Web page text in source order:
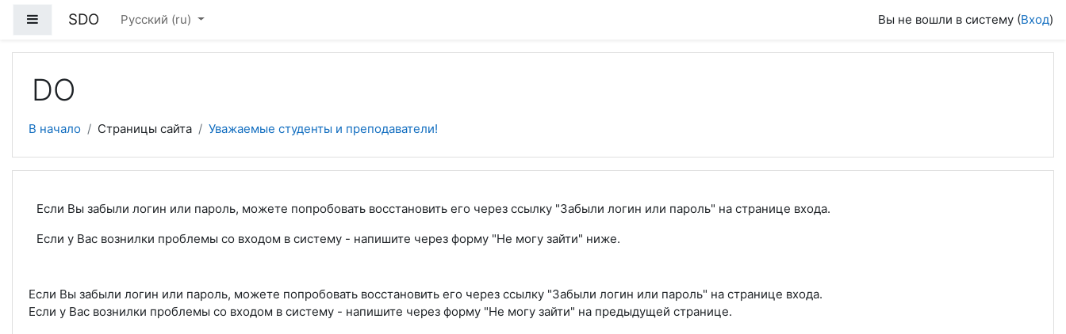
Боковая панель
SDO Русский ‎(ru)‎ Вы не вошли в систему (Вход)
DO
В начало Страницы сайта Уважаемые студенты и преподаватели!
Если Вы забыли логин или пароль, можете попробовать восстановить его через ссылку "Забыли логин или пароль" на странице входа.
Если у Вас вознилки проблемы со входом в систему - напишите через форму "Не могу зайти" ниже.
Если Вы забыли логин или пароль, можете попробовать восстановить его через ссылку "Забыли логин или пароль" на странице входа.
Если у Вас вознилки проблемы со входом в систему - напишите через форму "Не могу зайти" на предыдущей странице.